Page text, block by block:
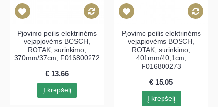
Pjovimo peilis elektrinėms
vejapjovėms BOSCH,
ROTAK, surinkimo,
370mm/37cm, F016800272
€ 13.66
Į krepšelį
Pjovimo peilis elektrinėms
vejapjovėms BOSCH,
ROTAK, surinkimo,
401mm/40,1cm,
F016800273
€ 15.05
Į krepšelį